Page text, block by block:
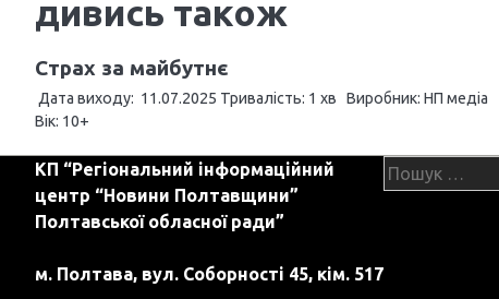
і
г
а
ц
і
я
з
дивись також
Страх за майбутнє
Дата виходу: 11.07.2025 Тривалість: 1 хв Виробник: НП медіа
Вік: 10+
КП “Регіональний інформаційний
центр “Новини Полтавщини”
Полтавської обласної ради”
м. Полтава, вул. Соборності 45, кім. 517
Пошук: